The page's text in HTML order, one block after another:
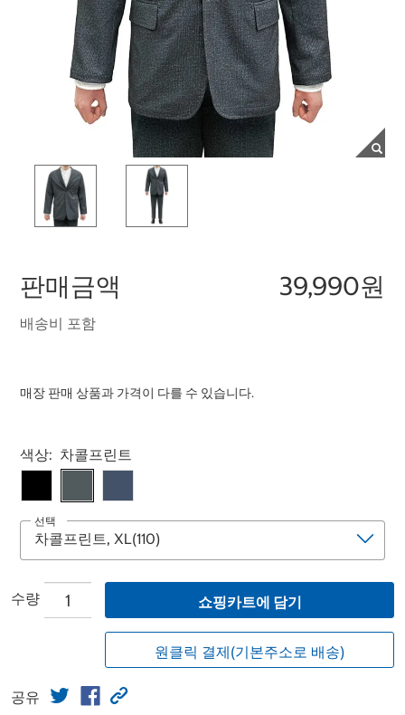
판매금액 39,990원
배송비 포함
매장 판매 상품과 가격이 다를 수 있습니다.
Select product
색상: 차콜프린트
선택
수량 쇼핑카트에 담기
원클릭 결제(기본주소로 배송)
공유